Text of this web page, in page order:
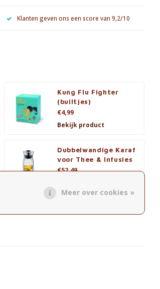
Klanten geven ons een score van 9,2/10
Kung Flu Fighter
(builtjes)
€4,99
Bekijk product
Dubbelwandige Karaf
voor Thee & Infusies
€52,49
Meer over cookies »